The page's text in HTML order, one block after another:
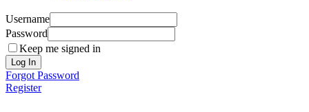
Username
Password
Keep me signed in
Log In
Forgot Password
Register